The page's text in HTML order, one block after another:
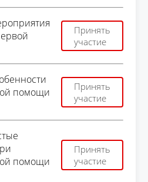
Принять
участие
помощи
Принять
участие
помощи
Принять
участие